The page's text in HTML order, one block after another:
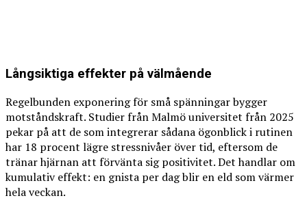
Långsiktiga effekter på välmående
Regelbunden exponering för små spänningar bygger
motståndskraft. Studier från Malmö universitet från 2025
pekar på att de som integrerar sådana ögonblick i rutinen
har 18 procent lägre stressnivåer över tid, eftersom de
tränar hjärnan att förvänta sig positivitet. Det handlar om
kumulativ effekt: en gnista per dag blir en eld som värmer
hela veckan.